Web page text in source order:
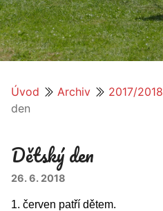
Úvod Archiv 2017/2018
den
Dětský den
26. 6. 2018
1. červen patří dětem.